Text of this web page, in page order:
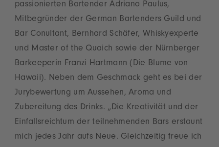
passionierten Bartender Adriano Paulus,
Mitbegründer der German Bartenders Guild und
Bar Conultant, Bernhard Schäfer, Whiskyexperte
und Master of the Quaich sowie der Nürnberger
Barkeeperin Franzi Hartmann (Die Blume von
Hawaii). Neben dem Geschmack geht es bei der
Jurybewertung um Aussehen, Aroma und
Zubereitung des Drinks. „Die Kreativität und der
Einfallsreichtum der teilnehmenden Bars erstaunt
mich jedes Jahr aufs Neue. Gleichzeitig freue ich